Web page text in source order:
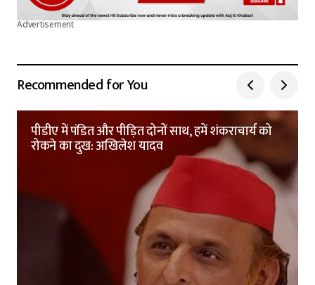
Advertisement
Recommended for You
पीडीए में पंडित और पीड़ित दोनों साथ, हमें शंकराचार्य को
रोकने का दुख: अखिलेश यादव